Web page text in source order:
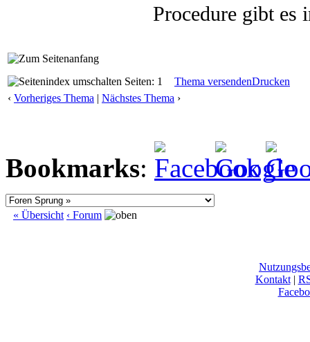
Procedure gibt es
Seiten: 1 Thema versendenDrucken
‹ Vorheriges Thema | Nächstes Thema ›
Bookmarks:
« Übersicht ‹ Forum
Kontakt|